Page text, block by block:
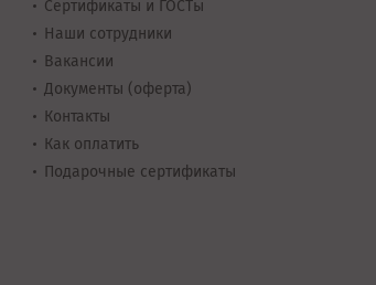
Сертификаты и ГОСТы
Наши сотрудники
Вакансии
Документы (оферта)
Контакты
Как оплатить
Подарочные сертификаты